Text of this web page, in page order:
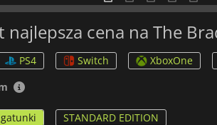
najlepsza cena na The
PS4 Switch XboxOne
STANDARD EDITION